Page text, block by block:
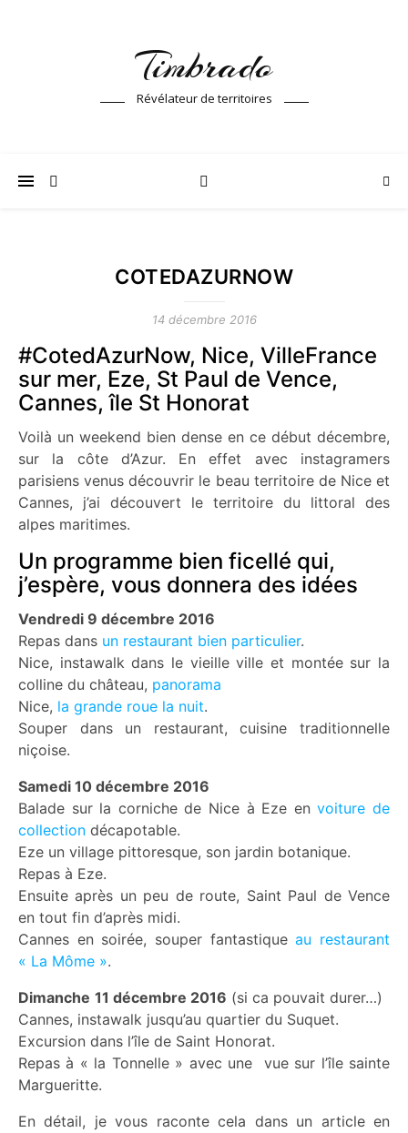
Timbrado
Révélateur de territoires
COTEDAZURNOW
14 décembre 2016
#CotedAzurNow, Nice, VilleFrance
sur mer, Eze, St Paul de Vence,
Cannes, île St Honorat
Voilà un weekend bien dense en ce début décembre,
sur la côte d’Azur. En effet avec instagramers
parisiens venus découvrir le beau territoire de Nice et
Cannes, j’ai découvert le territoire du littoral des
alpes maritimes.
Un programme bien ficellé qui,
j’espère, vous donnera des idées
Vendredi 9 décembre 2016
Repas dans un restaurant bien particulier.
Nice, instawalk dans le vieille ville et montée sur la
colline du château, panorama
Nice, la grande roue la nuit.
Souper dans un restaurant, cuisine traditionnelle
niçoise.
Samedi 10 décembre 2016
Balade sur la corniche de Nice à Eze envoiture de
collection décapotable.
Eze un village pittoresque, son jardin botanique.
Repas à Eze.
Ensuite après un peu de route, Saint Paul de Vence
en tout fin d’après midi.
Cannes en soirée, souper fantastiqueau restaurant
« La Môme ».
Dimanche 11 décembre 2016 (si ca pouvait durer…)
Cannes, instawalk jusqu’au quartier du Suquet.
Excursion dans l’île de Saint Honorat.
Repas à « la Tonnelle » avec une vue sur l’île sainte
Margueritte.
En détail, je vous raconte cela dans un article en